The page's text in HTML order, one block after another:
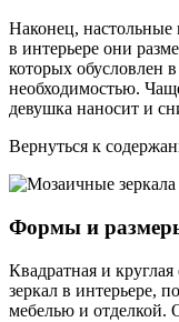
Наконец, настольные
в интерьере они
которых обусловлен
необходимостью.
девушка наносит и
Вернуться к
Формы и
Квадратная и
зеркал в интерьере,
мебелью и отделкой.